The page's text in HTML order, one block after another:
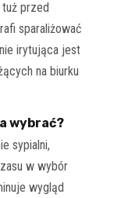
przed
sparaliżować
irytująca jest
na biurku
wybrać?
sypialni,
w wybór
wygląd